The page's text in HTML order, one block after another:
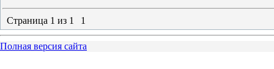
Страница 1 из 1 1
Полная версия сайта